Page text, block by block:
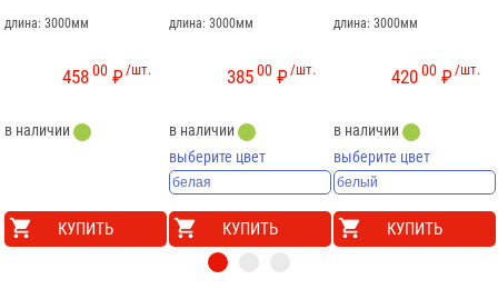
длина: 3000мм
/шт.
45800 ₽
в наличии
КУПИТЬ
длина: 3000мм
/шт.
38500 ₽
в наличии
выберите цвет
КУПИТЬ
длина: 3000мм
/шт.
42000 ₽
в наличии
выберите цвет
КУПИТЬ